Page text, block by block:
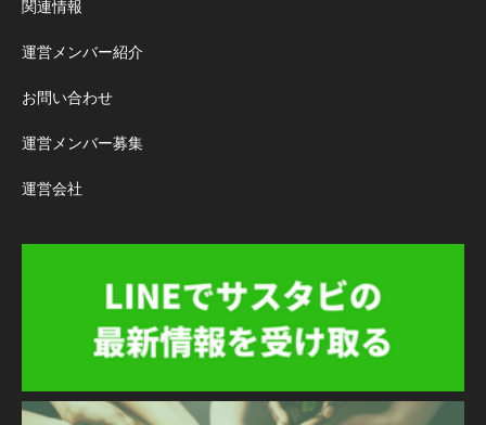
関連情報
運営メンバー紹介
お問い合わせ
運営メンバー募集
運営会社